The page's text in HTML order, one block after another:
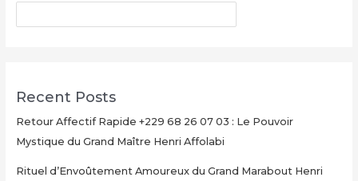
Valise
Recent Posts
Retour Affectif Rapide +229 68 26 07 03 : Le Pouvoir
Mystique du Grand Maître Henri Affolabi
Rituel d’Envoûtement Amoureux du Grand Marabout Henri